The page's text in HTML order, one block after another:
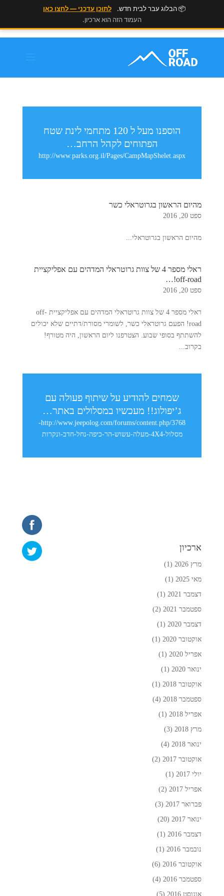
📦 הבלוג עבר לבית חדש.
לתוכן עדכני — לחצו כאן
העמוד הזה הוא ארכיון.
הוספנו מעל ל 120 מתחמי לינת שטח
הפתוחים לקהל הרחב…
http://www.parks.org.il/Pages/CampMapShelet.aspx
מהיום הראשון בגרוטראלי כשר
ספט 20, 2016
מהיום הראשון בגרוטראלי...
ראלי מספר 4 של צוות גרוטראלי המדהים עם אפליקציית
off-road!…
ספט 20, 2016
ראלי מספר 4 של צוות גרוטראלי המדהים עם אפליקציית off-
road! הפעם גרוטראלי כשר, לשומרי מסורת/דתיים שלא יכולים
להשתתף בסופי שבוע. הצטרפנו ליום הראשון, היה מטורף!
בקרוב...
שמחים להודיע על שיתוף פעולה עם
ג’יפולוג!! מעכשיו במסלולים באתר…
http://www.jeepolog.com/forums/content.php/3768-
מסלול-4X4-מעלה-עשוש-הר-כיפה-נחל-חדב-ונקרות
ארכיון
מרץ 2026
(1)
מאי 2025
(1)
דצמבר 2021
(1)
ספטמבר 2021
(2)
דצמבר 2020
(1)
אוקטובר 2020
(1)
אפריל 2020
(1)
ינואר 2020
(1)
אוקטובר 2018
(1)
ספטמבר 2018
(4)
אפריל 2018
(1)
מרץ 2018
(3)
ינואר 2018
(4)
אוקטובר 2017
(2)
יולי 2017
(1)
אפריל 2017
(2)
פברואר 2017
(3)
ינואר 2017
(20)
דצמבר 2016
(1)
נובמבר 2016
(1)
אוקטובר 2016
(6)
ספטמבר 2016
(4)
אוגוסט 2016
(5)